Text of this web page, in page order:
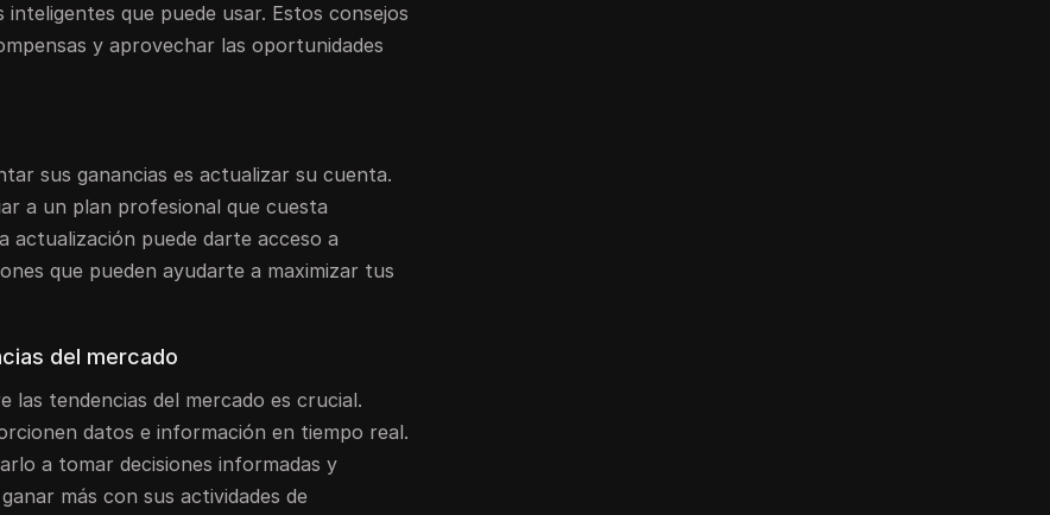
que puede usar. Estos consejos
y aprovechar las oportunidades
sus ganancias es actualizar su cuenta.
a un plan profesional que cuesta
actualización puede darte acceso a
que pueden ayudarte a maximizar tus
del mercado
las tendencias del mercado es crucial.
datos e información en tiempo real.
a tomar decisiones informadas y
más con sus actividades de